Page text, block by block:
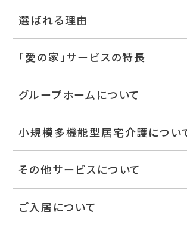
選ばれる理由
「愛の家」サービスの特長
グループホームについて
小規模多機能型居宅介護につい
その他サービスについて
ご入居について